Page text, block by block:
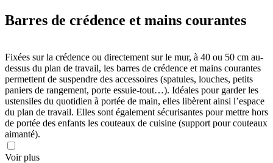
Barres de crédence et mains courantes
Fixées sur la crédence ou directement sur le mur, à 40 ou 50 cm au-
dessus du plan de travail, les barres de crédence et mains courantes
permettent de suspendre des accessoires (spatules, louches, petits
paniers de rangement, porte essuie-tout…). Idéales pour garder les
ustensiles du quotidien à portée de main, elles libèrent ainsi l’espace
du plan de travail. Elles sont également sécurisantes pour mettre hors
de portée des enfants les couteaux de cuisine (support pour couteaux
aimanté).
Voir plus